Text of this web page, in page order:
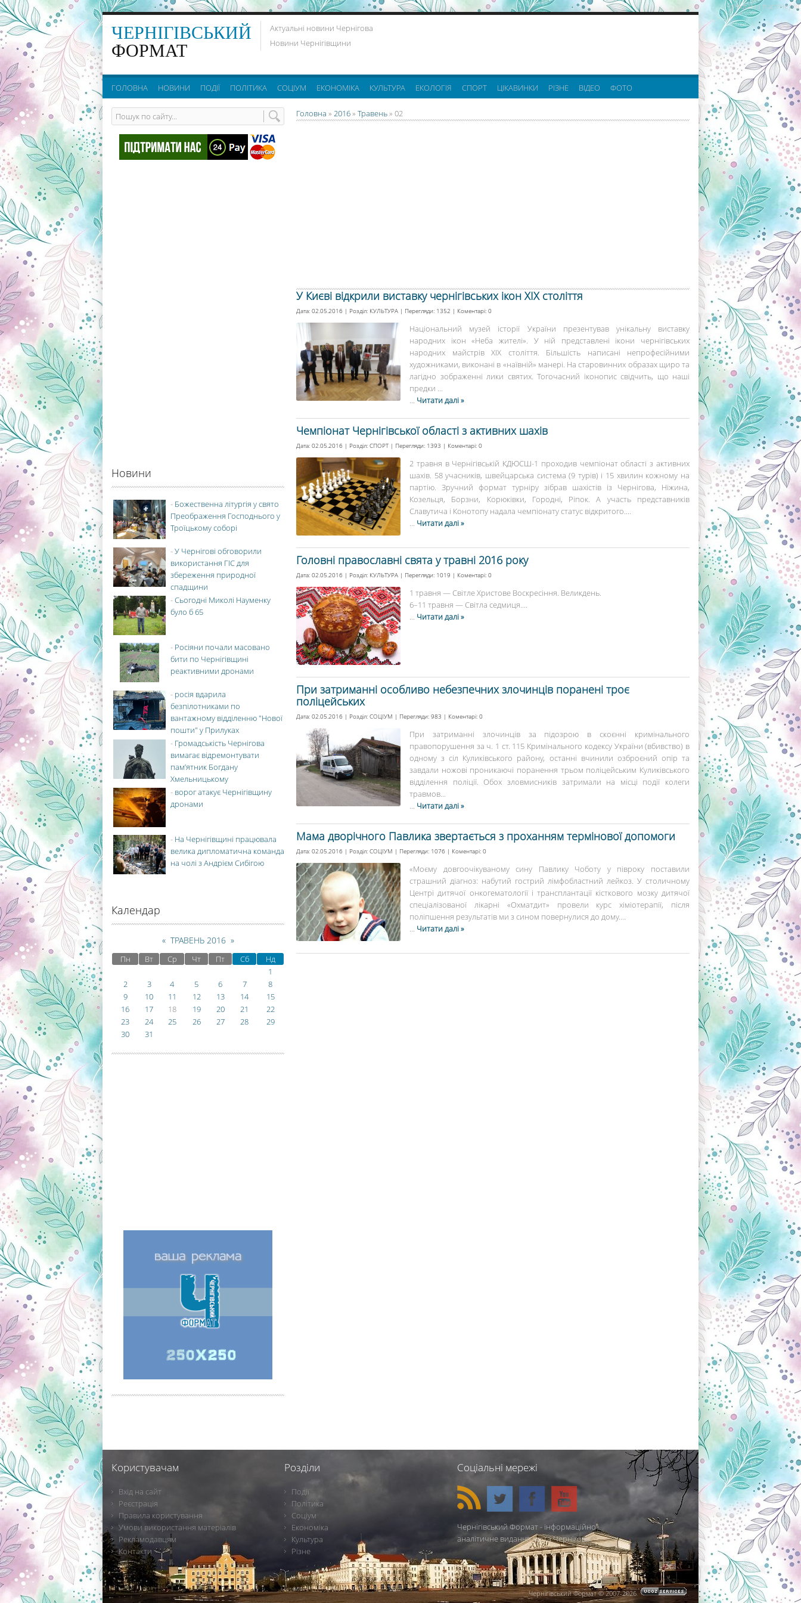
реклама партнерів:
ЧЕРНІГІВСЬКИЙ
ФОРМАТ
Актуальні новини Чернігова
Новини Чернігівщини
ГОЛОВНА НОВИНИ ПОДІЇ ПОЛІТИКА СОЦІУМ ЕКОНОМІКА КУЛЬТУРА ЕКОЛОГІЯ СПОРТ ЦІКАВИНКИ РІЗНЕ ВІДЕО ФОТО
Головна » 2016» Травень» 02
У Києві відкрили виставку чернігівських ікон XIX століття
Дата: 02.05.2016 | Розділ: КУЛЬТУРА | Перегляди: 1352 | Коментарі: 0
Національний музей історії України презентував унікальну виставку
народних ікон «Неба жителі». У ній представлені ікони чернігівських
народних майстрів XIX століття. Більшість написані непрофесійними
художниками, виконані в «наївній» манері. На старовинних образах щиро та
лагідно зображенні лики святих. Тогочасний іконопис свідчить, що наші
предки ...
... Читати далі »
Чемпіонат Чернігівської області з активних шахів
Дата: 02.05.2016 | Розділ: СПОРТ | Перегляди: 1393 | Коментарі: 0
2 травня в Чернігівській КДЮСШ-1 проходив чемпіонат області з активних
шахів. 58 учасників, швейцарська система (9 турів) і 15 хвилин кожному на
партію. Зручний формат турніру зібрав шахістів із Чернігова, Ніжина,
Козельця, Борзни, Корюківки, Городні, Ріпок. А участь представників
Славутича і Конотопу надала чемпіонату статус відкритого....
... Читати далі »
Головні православні свята у травні 2016 року
Дата: 02.05.2016 | Розділ: КУЛЬТУРА | Перегляди: 1019 | Коментарі: 0
1 травня — Світле Христове Воскресіння. Великдень.
6–11 травня — Світла седмиця....
... Читати далі »
При затриманні особливо небезпечних злочинців поранені троє
поліцейських
Дата: 02.05.2016 | Розділ: СОЦІУМ | Перегляди: 983 | Коментарі: 0
При затриманні злочинців за підозрою в скоєнні кримінального
правопорушення за ч. 1 ст. 115 Кримінального кодексу України (вбивство) в
одному з сіл Куликівського району, останні вчинили озброєний опір та
завдали ножові проникаючі поранення трьом поліцейським Куликівського
відділення поліції. Обох зловмисників затримали на місці події колеги
травмов...
... Читати далі »
Мама дворічного Павлика звертається з проханням термінової допомоги
Дата: 02.05.2016 | Розділ: СОЦІУМ | Перегляди: 1076 | Коментарі: 0
«Моєму довгоочікуваному сину Павлику Чоботу у півроку поставили
страшний діагноз: набутий гострий лімфобластний лейкоз. У столичному
Центрі дитячої онкогематології і трансплантації кісткового мозку дитячої
спеціалізованої лікарні «Охматдит» провели курс хіміотерапії, після
поліпшення результатів ми з сином повернулися до дому....
... Читати далі »
Новини
- Божественна літургія у свято
Преображення Господнього у
Троїцькому соборі
-У Чернігові обговорили
використання ГІС для
збереження природної
спадщини
-Сьогодні Миколі Науменку
було б 65
- Росіяни почали масовано
бити по Чернігівщині
реактивними дронами
- росія вдарила
безпілотниками по
вантажному відділенню "Нової
пошти" у Прилуках
- Громадськість Чернігова
вимагає відремонтувати
пам’ятник Богдану
Хмельницькому
- ворог атакує Чернігівщину
дронами
- На Чернігівщині працювала
велика дипломатична команда
на чолі з Андрієм Сибігою
Календар
« ТРАВЕНЬ 2016 »
Пн Вт Ср Чт Пт Сб
Нд
1
2
3 4 5 6 7
8
9
10 11 12 13 14
15
16
17 18 19 20 21
22
23
24 25 26 27 28
29
30
31
Користувачам
Вхід на сайт
Реєстрація
Правила користування
Умови використання матеріалів
Рекламодавцям
Контакти
Розділи
Події
Політика
Соціум
Економіка
Культура
Різне
Соціальні мережі
Чернігівський Формат - інформаційно-
аналітичне видання міста Чернігова.
Чернігівський Формат © 2007-2026. .